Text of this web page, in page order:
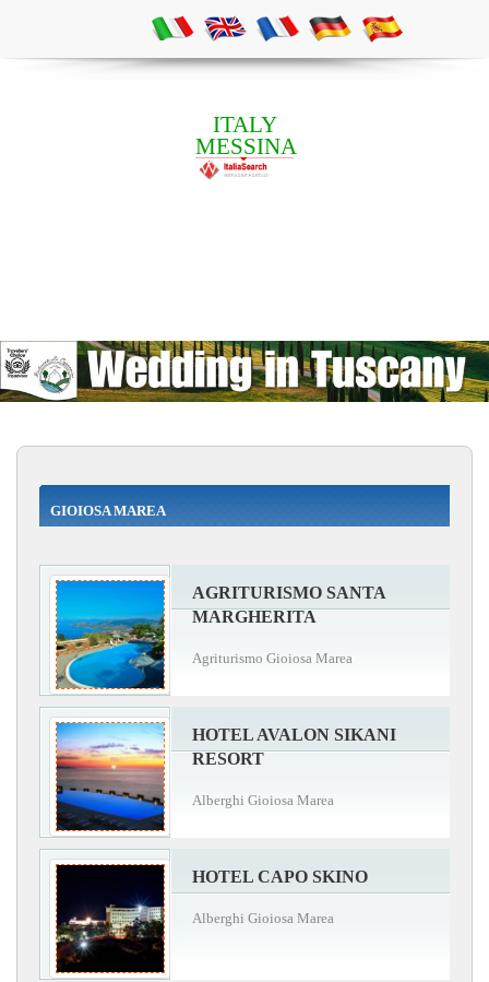
ITALY
MESSINA
GIOIOSA MAREA
AGRITURISMO SANTA
MARGHERITA
Agriturismo Gioiosa Marea
HOTEL AVALON SIKANI
RESORT
Alberghi Gioiosa Marea
HOTEL CAPO SKINO
Alberghi Gioiosa Marea